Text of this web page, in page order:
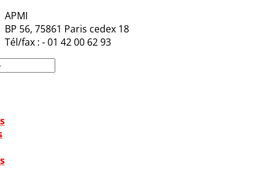
APMI
BP 56, 75861 Paris cedex 18
Tél/fax : - 01 42 00 62 93